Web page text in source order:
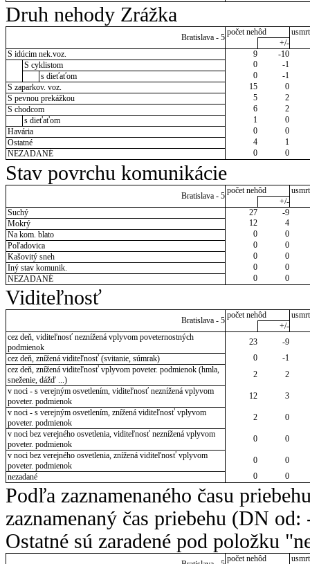
Druh nehody Zrážka
Bratislava - 5
počet nehôd
+/-
S idúcim nek.voz.
9
-10
S cyklistom
0
-1
s dieťaťom
0
-1
S zaparkov. voz.
15
0
S pevnou prekážkou
5
2
S chodcom
6
2
s dieťaťom
1
0
Havária
0
0
Ostatné
4
1
NEZADANÉ
0 0
Stav povrchu komunikácie
Bratislava - 5
počet nehôd
+/-
Suchý
27
-9
Mokrý
12
4
Na kom. blato
0
0
Poľadovica
0
0
Kašovitý sneh
0
0
Iný stav komunik.
0
0
NEZADANÉ
0 0
Viditeľnosť
Bratislava - 5
počet nehôd
+/-
cez deň, viditeľnosť neznížená vplyvom poveternostných
podmienok
23
-9
cez deň, znížená viditeľnosť (svitanie, súmrak)
0
-1
cez deň, znížená viditeľnosť vplyvom poveter. podmienok (hmla,
sneženie, dážď ...)
2
2
v noci - s verejným osvetlením, viditeľnosť neznížená vplyvom
poveter. podmienok
12
3
v noci - s verejným osvetlením, znížená viditeľnosť vplyvom
poveter. podmienok
2
0
v noci bez verejného osvetlenia, viditeľnosť neznížená vplyvom
poveter. podmienok
0
0
v noci bez verejného osvetlenia, znížená viditeľnosť vplyvom
poveter. podmienok
0
0
nezadané
0 0
Podľa zaznamenaného času
zaznamenaný čas priebehu (DN
Ostatné sú zaradené pod položku
počet nehôd